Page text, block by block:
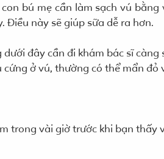
bú mẹ cần làm sạch vú
Điều này sẽ giúp sữa dễ ra hơn.
đây cần đi khám bác sĩ càng
ở vú, thường có thể mẩn đỏ
trong vài giờ trước khi bạn thấy